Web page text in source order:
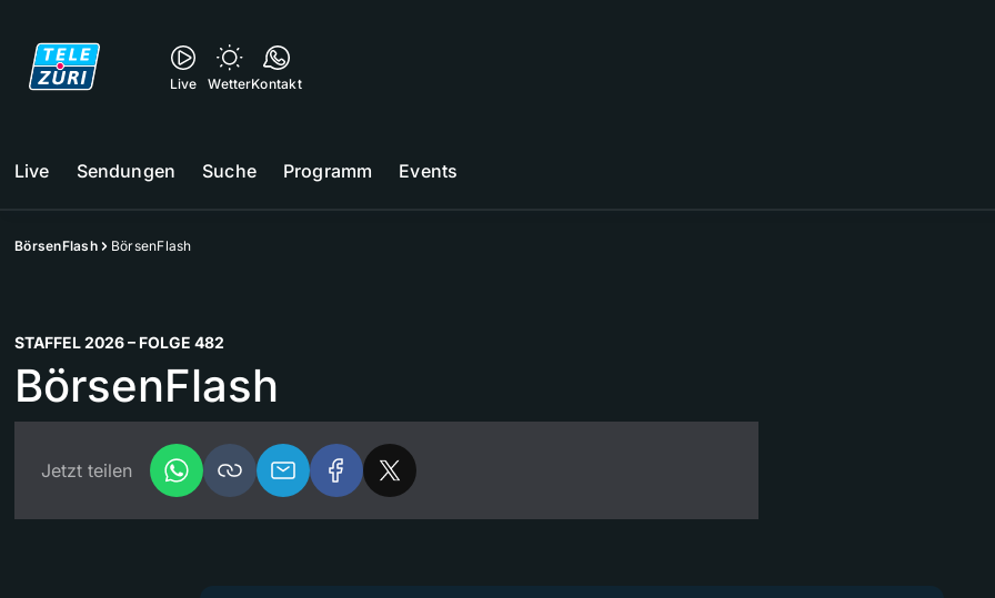
Live WetterKontakt
Live Sendungen Suche Programm Events
BörsenFlash BörsenFlash
STAFFEL 2026 – FOLGE 482
BörsenFlash
Jetzt teilen